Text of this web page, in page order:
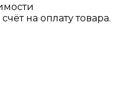
на оплату товара.